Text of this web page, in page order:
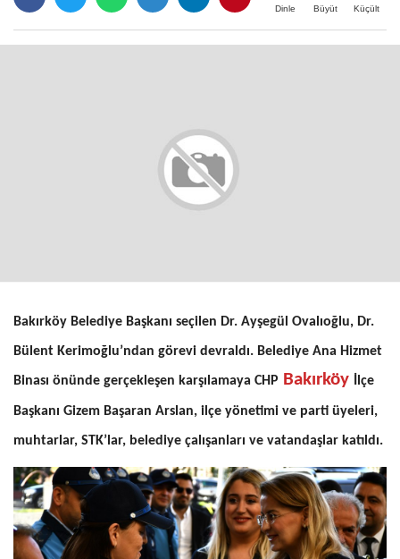
Bakırköy Belediye Başkanı seçilen Dr. Ayşegül Ovalıoğlu, Dr.
Bülent Kerimoğlu’ndan görevi devraldı. Belediye Ana Hizmet
Binası önünde gerçekleşen karşılamaya CHP Bakırköy İlçe
Başkanı Gizem Başaran Arslan, ilçe yönetimi ve parti üyeleri,
muhtarlar, STK’lar, belediye çalışanları ve vatandaşlar katıldı.